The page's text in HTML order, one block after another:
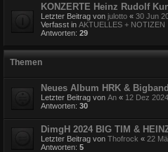
KONZERTE Heinz Rudolf
Letzter Beitrag von julotto « 30 Jun
Verfasst in AKTUELLES + NOTIZEN
Antworten: 29
Themen
Neues Album HRK &
Letzter Beitrag von An « 12 Dez
Antworten: 30
DimgH 2024 BIG TIM &
Letzter Beitrag von Thofrock « 22
Antworten: 5